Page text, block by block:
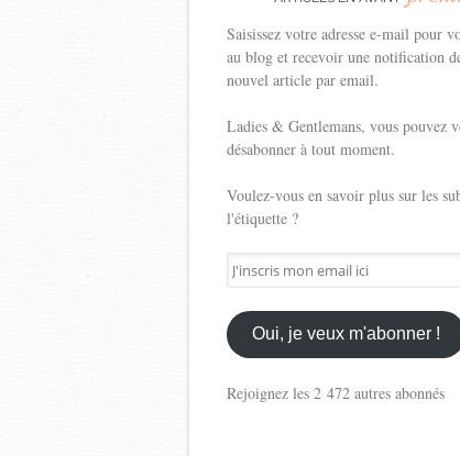
Saisissez votre adresse e-mail pour
au blog et recevoir une notification
nouvel article par email.
Ladies & Gentlemans, vous pouvez
désabonner à tout moment.
Voulez-vous en savoir plus sur les
l'étiquette ?
J'inscris
mon
email
ici
Oui, je veux m'abonner !
Rejoignez les 2 472 autres abonnés